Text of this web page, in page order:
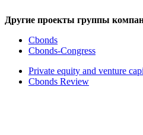
Другие проекты группы
Cbonds
Cbonds-Congress
Private equity and venture
Cbonds Review